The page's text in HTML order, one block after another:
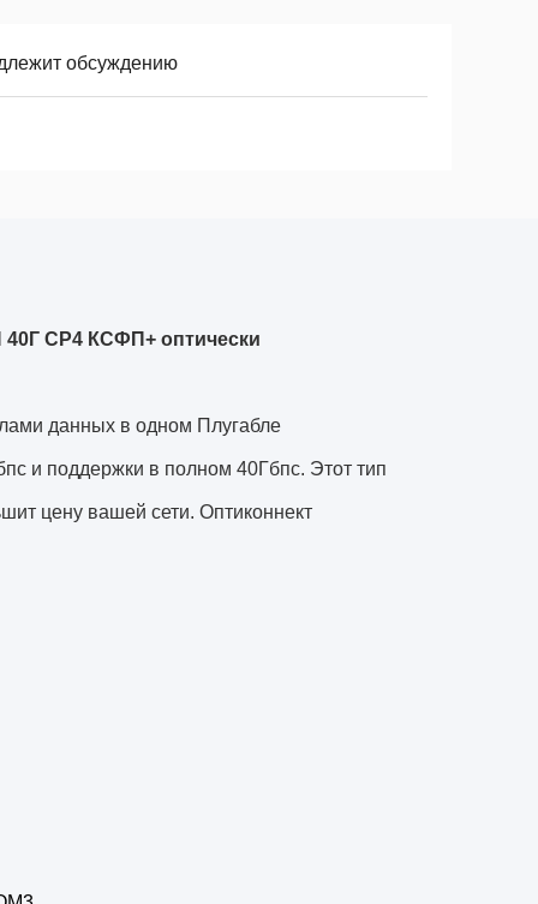
обсуждению
СР4 КСФП+ оптически
данных в одном Плугабле
и поддержки в полном 40Гбпс. Этот тип
цену вашей сети. Оптиконнект